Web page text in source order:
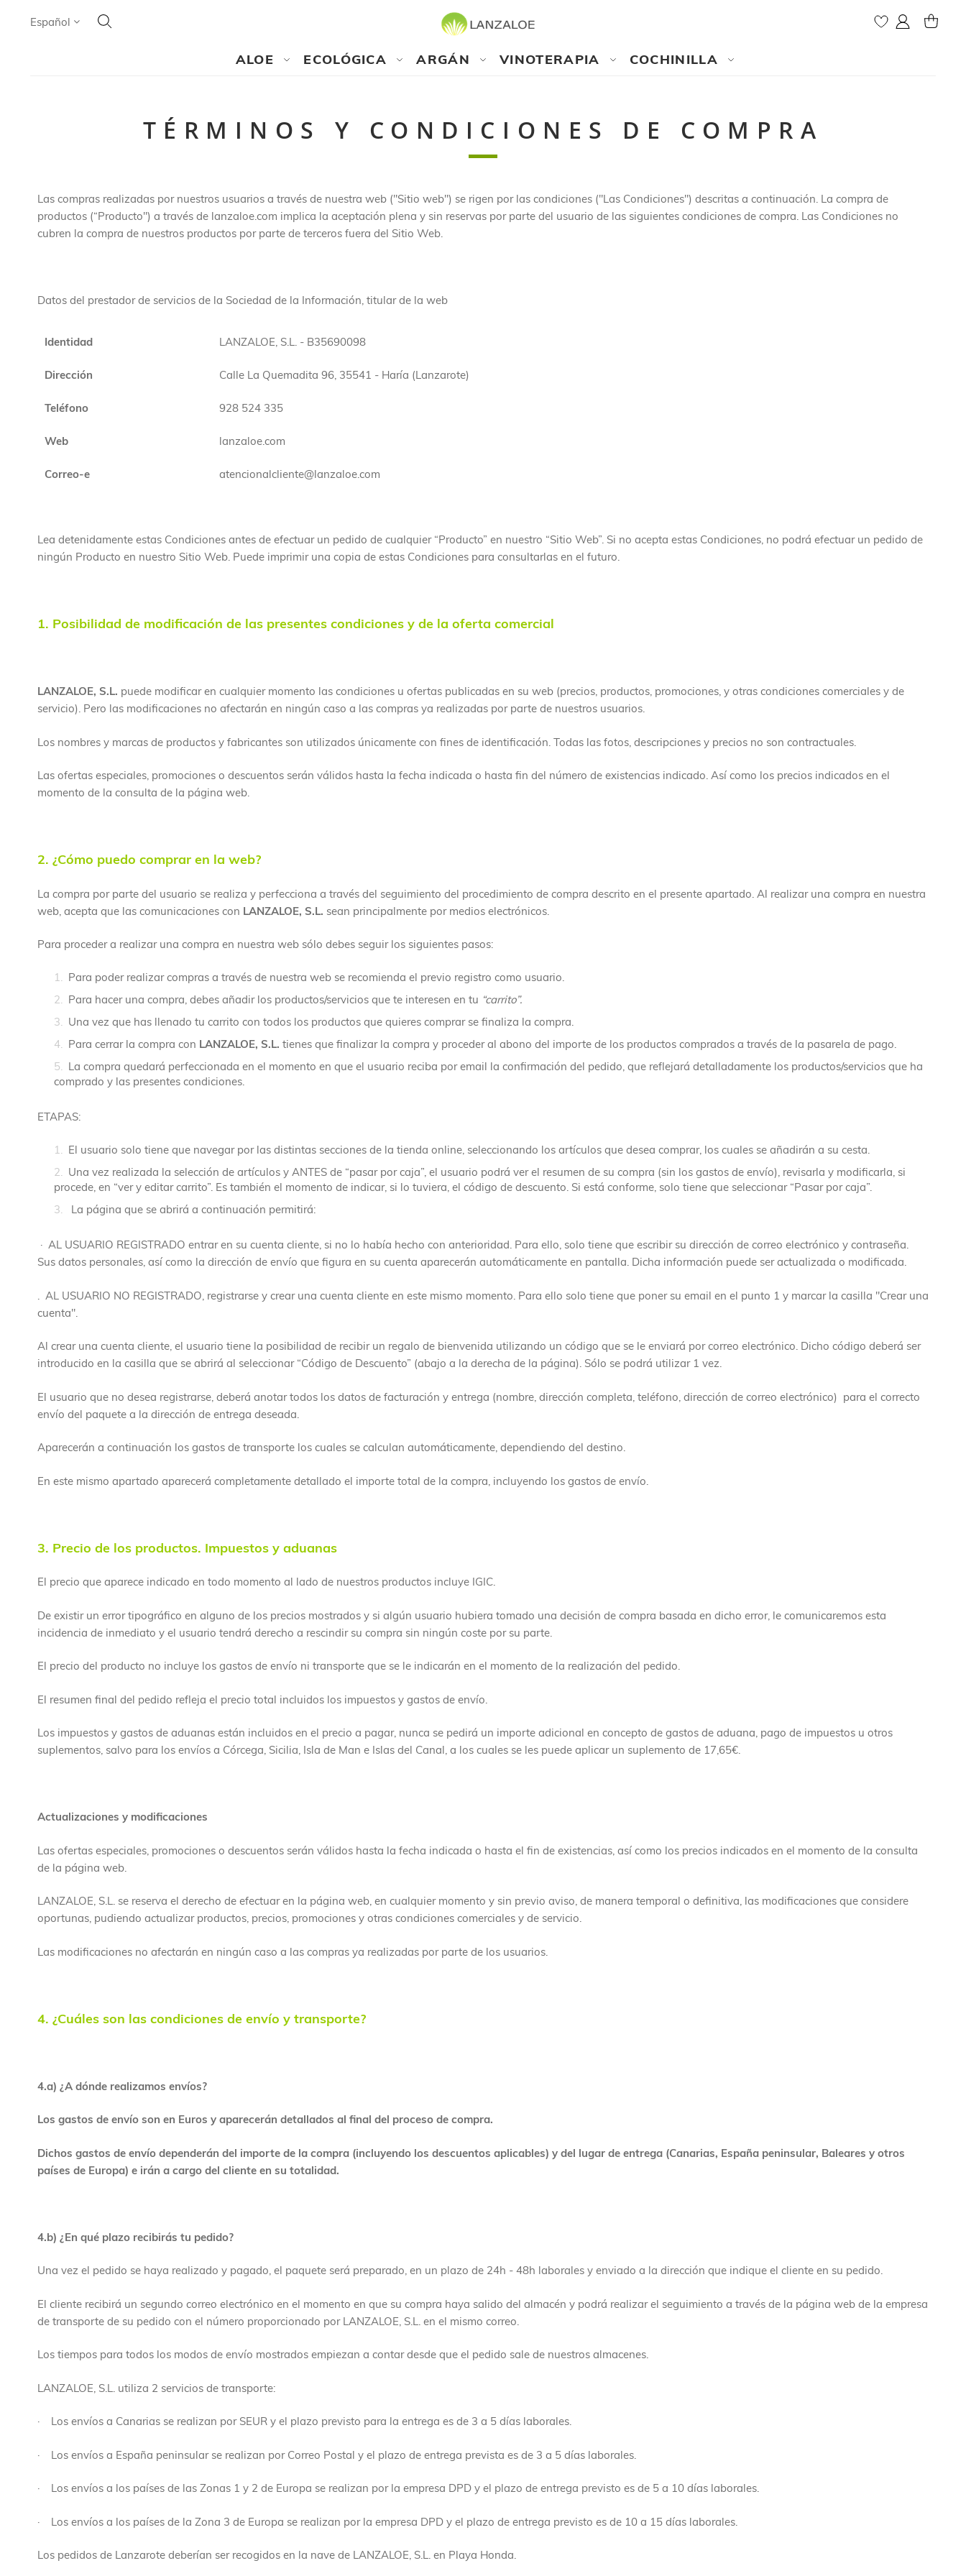
Lenguaje
Español Search
SEARCH Mi cuenta
MI
ALOE ECOLÓGICA ARGÁN VINOTERAPIA COCHINILLA
TÉRMINOS Y CONDICIONES DE COMPRA
Las compras realizadas por nuestros usuarios a través de nuestra web ("Sitio web") se rigen por las condiciones ("Las Condiciones") descritas a continuación. La compra de
productos (“Producto") a través de lanzaloe.com implica la aceptación plena y sin reservas por parte del usuario de las siguientes condiciones de compra. Las Condiciones no
cubren la compra de nuestros productos por parte de terceros fuera del Sitio Web.
Datos del prestador de servicios de la Sociedad de la Información, titular de la web
Identidad LANZALOE, S.L. - B35690098
Dirección Calle La Quemadita 96, 35541 - Haría (Lanzarote)
Teléfono 928 524 335
Web lanzaloe.com
Correo-e atencionalcliente@lanzaloe.com
Lea detenidamente estas Condiciones antes de efectuar un pedido de cualquier “Producto” en nuestro “Sitio Web”. Si no acepta estas Condiciones, no podrá efectuar un pedido de
ningún Producto en nuestro Sitio Web. Puede imprimir una copia de estas Condiciones para consultarlas en el futuro.
1. Posibilidad de modificación de las presentes condiciones y de la oferta comercial
LANZALOE, S.L. puede modificar en cualquier momento las condiciones u ofertas publicadas en su web (precios, productos, promociones, y otras condiciones comerciales y de
servicio). Pero las modificaciones no afectarán en ningún caso a las compras ya realizadas por parte de nuestros usuarios.
Los nombres y marcas de productos y fabricantes son utilizados únicamente con fines de identificación. Todas las fotos, descripciones y precios no son contractuales.
Las ofertas especiales, promociones o descuentos serán válidos hasta la fecha indicada o hasta fin del número de existencias indicado. Así como los precios indicados en el
momento de la consulta de la página web.
2. ¿Cómo puedo comprar en la web?
La compra por parte del usuario se realiza y perfecciona a través del seguimiento del procedimiento de compra descrito en el presente apartado. Al realizar una compra en nuestra
web, acepta que las comunicaciones con LANZALOE, S.L. sean principalmente por medios electrónicos.
Para proceder a realizar una compra en nuestra web sólo debes seguir los siguientes pasos:
Para poder realizar compras a través de nuestra web se recomienda el previo registro como usuario.
Para hacer una compra, debes añadir los productos/servicios que te interesen en tu “carrito”.
Una vez que has llenado tu carrito con todos los productos que quieres comprar se finaliza la compra.
Para cerrar la compra con LANZALOE, S.L. tienes que finalizar la compra y proceder al abono del importe de los productos comprados a través de la pasarela de pago.
La compra quedará perfeccionada en el momento en que el usuario reciba por email la confirmación del pedido, que reflejará detalladamente los productos/servicios que ha
comprado y las presentes condiciones.
ETAPAS:
El usuario solo tiene que navegar por las distintas secciones de la tienda online, seleccionando los artículos que desea comprar, los cuales se añadirán a su cesta.
Una vez realizada la selección de artículos y ANTES de “pasar por caja”, el usuario podrá ver el resumen de su compra (sin los gastos de envío), revisarla y modificarla, si
procede, en “ver y editar carrito”. Es también el momento de indicar, si lo tuviera, el código de descuento. Si está conforme, solo tiene que seleccionar “Pasar por caja”.
La página que se abrirá a continuación permitirá:
· AL USUARIO REGISTRADO entrar en su cuenta cliente, si no lo había hecho con anterioridad. Para ello, solo tiene que escribir su dirección de correo electrónico y contraseña.
Sus datos personales, así como la dirección de envío que figura en su cuenta aparecerán automáticamente en pantalla. Dicha información puede ser actualizada o modificada.
. AL USUARIO NO REGISTRADO, registrarse y crear una cuenta cliente en este mismo momento. Para ello solo tiene que poner su email en el punto 1 y marcar la casilla "Crear una
cuenta".
Al crear una cuenta cliente, el usuario tiene la posibilidad de recibir un regalo de bienvenida utilizando un código que se le enviará por correo electrónico. Dicho código deberá ser
introducido en la casilla que se abrirá al seleccionar “Código de Descuento” (abajo a la derecha de la página). Sólo se podrá utilizar 1 vez.
El usuario que no desea registrarse, deberá anotar todos los datos de facturación y entrega (nombre, dirección completa, teléfono, dirección de correo electrónico) para el correcto
envío del paquete a la dirección de entrega deseada.
Aparecerán a continuación los gastos de transporte los cuales se calculan automáticamente, dependiendo del destino.
En este mismo apartado aparecerá completamente detallado el importe total de la compra, incluyendo los gastos de envío.
3. Precio de los productos. Impuestos y aduanas
El precio que aparece indicado en todo momento al lado de nuestros productos incluye IGIC.
De existir un error tipográfico en alguno de los precios mostrados y si algún usuario hubiera tomado una decisión de compra basada en dicho error, le comunicaremos esta
incidencia de inmediato y el usuario tendrá derecho a rescindir su compra sin ningún coste por su parte.
El precio del producto no incluye los gastos de envío ni transporte que se le indicarán en el momento de la realización del pedido.
El resumen final del pedido refleja el precio total incluidos los impuestos y gastos de envío.
Los impuestos y gastos de aduanas están incluidos en el precio a pagar, nunca se pedirá un importe adicional en concepto de gastos de aduana, pago de impuestos u otros
suplementos, salvo para los envíos a Córcega, Sicilia, Isla de Man e Islas del Canal, a los cuales se les puede aplicar un suplemento de 17,65€.
Actualizaciones y modificaciones
Las ofertas especiales, promociones o descuentos serán válidos hasta la fecha indicada o hasta el fin de existencias, así como los precios indicados en el momento de la consulta
de la página web.
LANZALOE, S.L. se reserva el derecho de efectuar en la página web, en cualquier momento y sin previo aviso, de manera temporal o definitiva, las modificaciones que considere
oportunas, pudiendo actualizar productos, precios, promociones y otras condiciones comerciales y de servicio.
Las modificaciones no afectarán en ningún caso a las compras ya realizadas por parte de los usuarios.
4. ¿Cuáles son las condiciones de envío y transporte?
4.a) ¿A dónde realizamos envíos?
Los gastos de envío son en Euros y aparecerán detallados al final del proceso de compra.
Dichos gastos de envío dependerán del importe de la compra (incluyendo los descuentos aplicables) y del lugar de entrega (Canarias, España peninsular, Baleares y otros
países de Europa) e irán a cargo del cliente en su totalidad.
4.b) ¿En qué plazo recibirás tu pedido?
Una vez el pedido se haya realizado y pagado, el paquete será preparado, en un plazo de 24h - 48h laborales y enviado a la dirección que indique el cliente en su pedido.
El cliente recibirá un segundo correo electrónico en el momento en que su compra haya salido del almacén y podrá realizar el seguimiento a través de la página web de la empresa
de transporte de su pedido con el número proporcionado por LANZALOE, S.L. en el mismo correo.
Los tiempos para todos los modos de envío mostrados empiezan a contar desde que el pedido sale de nuestros almacenes.
LANZALOE, S.L. utiliza 2 servicios de transporte:
· Los envíos a Canarias se realizan por SEUR y el plazo previsto para la entrega es de 3 a 5 días laborales.
· Los envíos a España peninsular se realizan por Correo Postal y el plazo de entrega prevista es de 3 a 5 días laborales.
· Los envíos a los países de las Zonas 1 y 2 de Europa se realizan por la empresa DPD y el plazo de entrega previsto es de 5 a 10 días laborales.
· Los envíos a los países de la Zona 3 de Europa se realizan por la empresa DPD y el plazo de entrega previsto es de 10 a 15 días laborales.
Los pedidos de Lanzarote deberían ser recogidos en la nave de LANZALOE, S.L. en Playa Honda.